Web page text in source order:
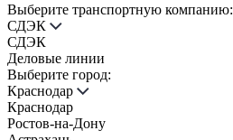
Выберите транспортную компанию:
СДЭК
СДЭК
Деловые линии
Выберите город:
Краснодар
Краснодар
Ростов-на-Дону